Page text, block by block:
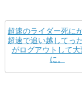
超速のライダー死に
超速で追い越してっ
がログアウトして大
に。